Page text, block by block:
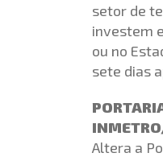
setor de
investem
ou no
sete dias
Altera a